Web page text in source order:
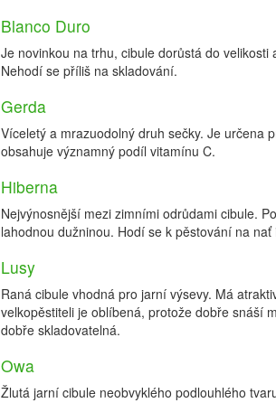
Blanco Duro
Je novinkou na trhu, cibule dorůstá do
Nehodí se příliš na skladování.
Gerda
Víceletý a mrazuodolný druh sečky. Je určena
obsahuje významný podíl vitamínu C.
Hiberna
Nejvýnosnější mezi zimními odrůdami cibule.
lahodnou dužninou. Hodí se k pěstování na nať
Lusy
Raná cibule vhodná pro jarní výsevy. Má
velkopěstiteli je oblíbená, protože dobře snáší
dobře skladovatelná.
Owa
Žlutá jarní cibule neobvyklého podlouhlého